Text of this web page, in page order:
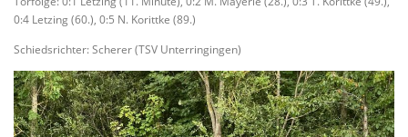
0:4 Letzing (60.), 0:5 N. Korittke (89.)
Schiedsrichter: Scherer (TSV Unterringingen)